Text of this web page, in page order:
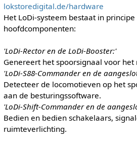
lokstoredigital.de/hardware
Het LoDi-systeem bestaat in
hoofdcomponenten:
'LoDi-Rector en de LoDi-Booster:'
Genereert het spoorsignaal voor
'LoDi-S88-Commander en de
Detecteer de locomotieven op het
aan de besturingssoftware.
'LoDi-Shift-Commander en de
Bedien en bedien schakelaars,
ruimteverlichting.